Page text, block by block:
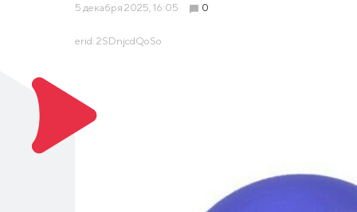
5 декабря 2025, 16:05 0
erid: 2SDnjcdQoSo